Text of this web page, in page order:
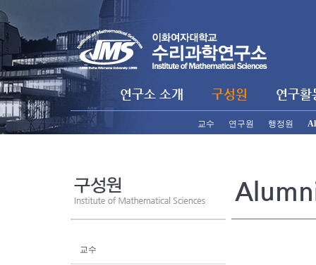
연구소 소개 구성원
교수 연구원 행정원
연구활
교수